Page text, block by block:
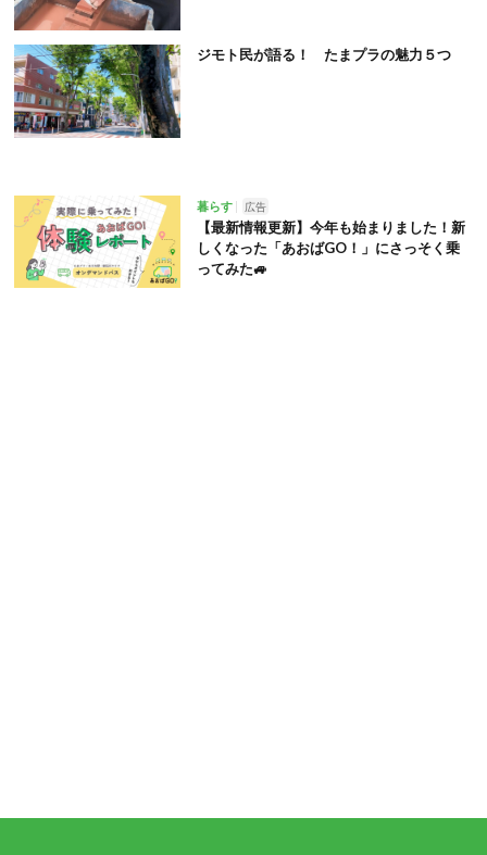
ジモト民が語る！ たまプラの魅力５つ
暮らす 広告
【最新情報更新】今年も始まりました！新
しくなった「あおばGO！」にさっそく乗
ってみた🚙